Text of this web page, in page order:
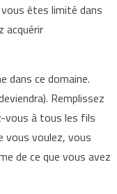
êtes limité dans
acquérir
dans ce domaine.
Remplissez
vous à tous les fils
vous voulez, vous
de ce que vous avez